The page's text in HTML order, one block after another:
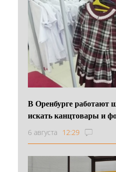
В Оренбурге работают
искать канцтовары и
6 августа 12:29